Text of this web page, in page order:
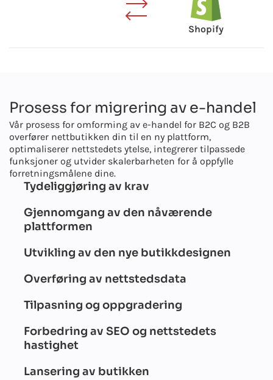
Shopify
Prosess for migrering av e-handel
Vår prosess for omforming av e-handel for B2C og B2B
overfører nettbutikken din til en ny plattform,
optimaliserer nettstedets ytelse, integrerer tilpassede
funksjoner og utvider skalerbarheten for å oppfylle
forretningsmålene dine.
Tydeliggjøring av krav
Gjennomgang av den nåværende
plattformen
Utvikling av den nye butikkdesignen
Overføring av nettstedsdata
Tilpasning og oppgradering
Forbedring av SEO og nettstedets
hastighet
Lansering av butikken